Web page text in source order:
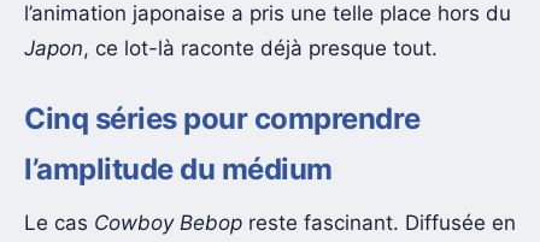
l’animation japonaise a pris une telle place hors du
Japon, ce lot-là raconte déjà presque tout.
Cinq séries pour comprendre
l’amplitude du médium
Le cas Cowboy Bebop reste fascinant. Diffusée en